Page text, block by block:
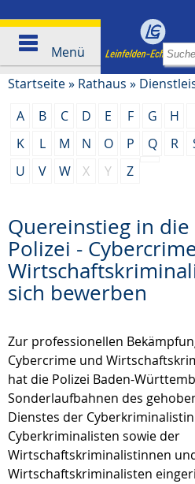
Menü
Startseite» Rathaus »
A
B C D E F G H
K
L M N O P Q R
U
V W X Y Z
Quereinstieg in die
Polizei -
sich bewerben
Zur professionellen
Cybercrime und
hat die Polizei Baden-
Sonderlaufbahnen des
Dienstes der
Cyberkriminalisten sowie der
Wirtschaftskriminalistinnen
Wirtschaftskriminalisten